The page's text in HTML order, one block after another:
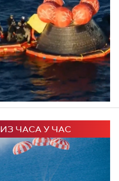
ИЗ ЧАСА У ЧАС